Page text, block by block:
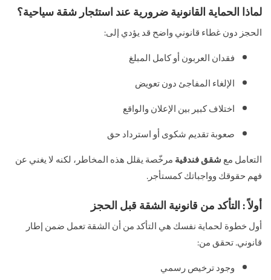
لماذا الحماية القانونية ضرورية عند استئجار شقة سياحية؟
الحجز دون غطاء قانوني واضح قد يؤدي إلى:
فقدان العربون أو كامل المبلغ
الإلغاء المفاجئ دون تعويض
اختلاف كبير بين الإعلان والواقع
صعوبة تقديم شكوى أو استرداد حق
التعامل معشقق فندقيةمرخّصة يقلل هذه المخاطر، لكنه لا يغني عن
فهم حقوقك وواجباتك كمستأجر.
أولاً : التأكد من قانونية الشقة قبل الحجز
أول خطوة لحماية نفسك هي التأكد من أن الشقة تعمل ضمن إطار
قانوني. تحقق من:
وجود ترخيص رسمي